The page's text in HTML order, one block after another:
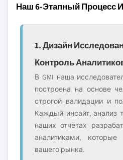
Наш 6-Этапный Процесс
1. Дизайн
Контроль
В GMI наша
построена на основе
строгой валидации и
Каждый инсайт, анализ
наших отчётах
аналитиками,
вашего рынка.